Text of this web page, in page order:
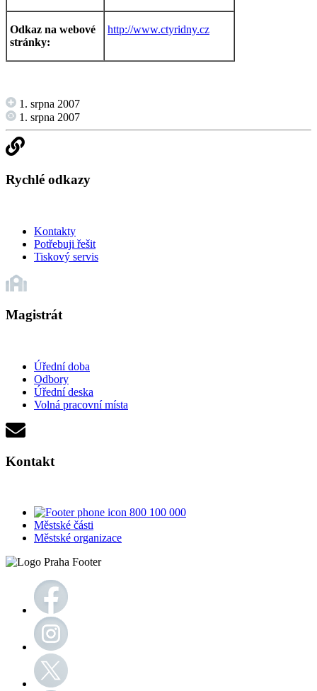
Odkaz na webové
stránky:
http://www.ctyridny.cz
1. srpna 2007
1. srpna 2007
Rychlé odkazy
Kontakty
Potřebuji řešit
Tiskový servis
Magistrát
Úřední doba
Odbory
Úřední deska
Volná pracovní místa
Kontakt
800 100 000
Městské části
Městské organizace